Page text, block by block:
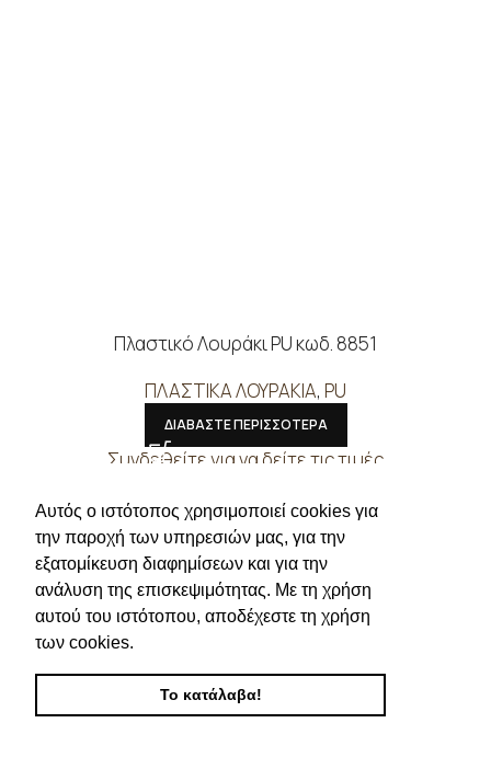
Αυτός ο ιστότοπος χρησιμοποιεί cookies για
την παροχή των υπηρεσιών μας, για την
εξατομίκευση διαφημίσεων και για την
ανάλυση της επισκεψιμότητας. Με τη χρήση
αυτού του ιστότοπου, αποδέχεστε τη χρήση
των cookies.
Το κατάλαβα!
Πλαστικό Λουράκι PU κωδ. 8851
ΠΛΑΣΤΙΚΑ ΛΟΥΡΑΚΙΑ, PU
ΔΙΑΒΑΣΤΕ ΠΕΡΙΣΣΟΤΕΡΑ
Συνδεθείτε για να δείτε τις τιμές